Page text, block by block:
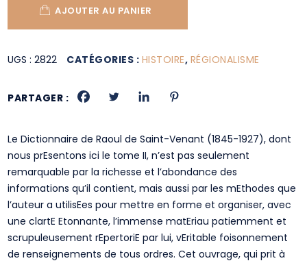
AJOUTER AU PANIER
UGS :2822 CATÉGORIES : HISTOIRE, RÉGIONALISME
PARTAGER :
Le Dictionnaire de Raoul de Saint-Venant (1845-1927), dont
nous prEsentons ici le tome II, n’est pas seulement
remarquable par la richesse et l’abondance des
informations qu’il contient, mais aussi par les mEthodes que
l’auteur a utilisEes pour mettre en forme et organiser, avec
une clartE Etonnante, l’immense matEriau patiemment et
scrupuleusement rEpertoriE par lui, vEritable foisonnement
de renseignements de tous ordres. Cet ouvrage, qui prit à